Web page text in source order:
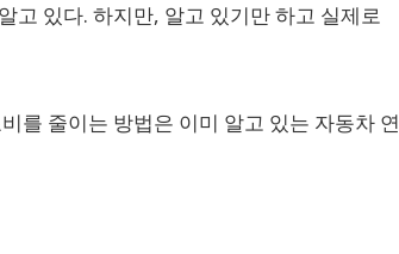
고 있다. 하지만, 알고 있기만 하고 실제로
를 줄이는 방법은 이미 알고 있는 자동차 연